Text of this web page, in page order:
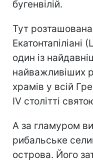
бугенвілій.
Тут
один із
найважливіших
храмів у всій
IV столітті
А за гламуром
рибальське
острова. Його